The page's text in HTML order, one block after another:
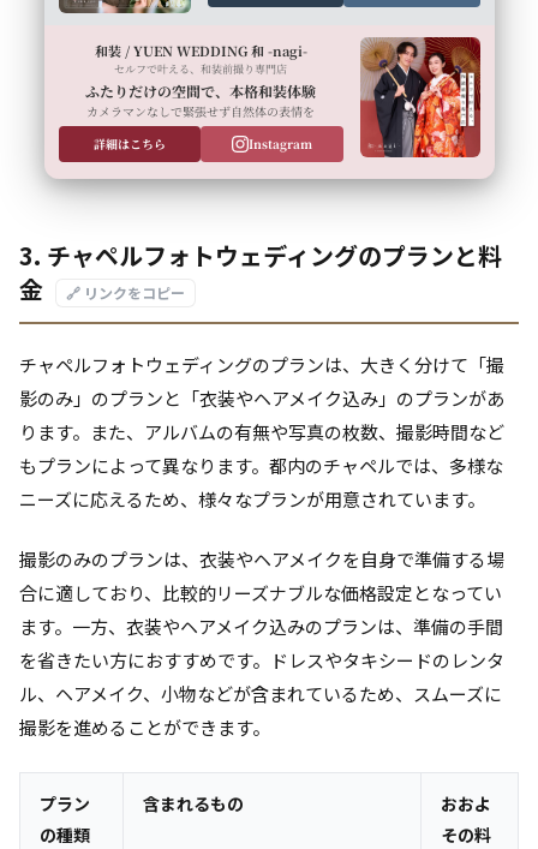
和装 / YUEN WEDDING 和 -nagi-
セルフで叶える、和装前撮り専門店
ふたりだけの空間で、本格和装体験
カメラマンなしで緊張せず自然体の表情を
詳細はこちら
Instagram
3. チャペルフォトウェディングのプランと料
金
🔗 リンクをコピー
チャペルフォトウェディングのプランは、大きく分けて「撮
影のみ」のプランと「衣装やヘアメイク込み」のプランがあ
ります。また、アルバムの有無や写真の枚数、撮影時間など
もプランによって異なります。都内のチャペルでは、多様な
ニーズに応えるため、様々なプランが用意されています。
撮影のみのプランは、衣装やヘアメイクを自身で準備する場
合に適しており、比較的リーズナブルな価格設定となってい
ます。一方、衣装やヘアメイク込みのプランは、準備の手間
を省きたい方におすすめです。ドレスやタキシードのレンタ
ル、ヘアメイク、小物などが含まれているため、スムーズに
撮影を進めることができます。
プラン
の種類
含まれるもの
おおよ
その料